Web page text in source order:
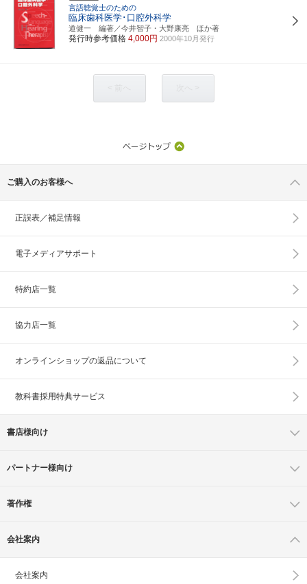
言語聴覚士のための
臨床歯科医学･口腔外科学
道健一 編著／今井智子・大野康亮 ほか著
発行時参考価格 4,000円 2000年10月発行
ご購入のお客様へ
正誤表／補足情報
電子メディアサポート
特約店一覧
協力店一覧
オンラインショップの返品について
教科書採用特典サービス
書店様向け
パートナー様向け
著作権
会社案内
会社案内